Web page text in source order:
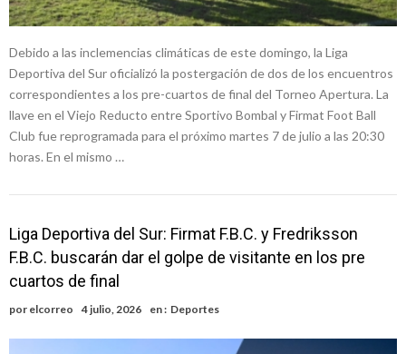
Debido a las inclemencias climáticas de este domingo, la Liga
Deportiva del Sur oficializó la postergación de dos de los encuentros
correspondientes a los pre-cuartos de final del Torneo Apertura. La
llave en el Viejo Reducto entre Sportivo Bombal y Firmat Foot Ball
Club fue reprogramada para el próximo martes 7 de julio a las 20:30
horas. En el mismo …
Liga Deportiva del Sur: Firmat F.B.C. y Fredriksson
F.B.C. buscarán dar el golpe de visitante en los pre
cuartos de final
por elcorreo 4 julio, 2026 en : Deportes